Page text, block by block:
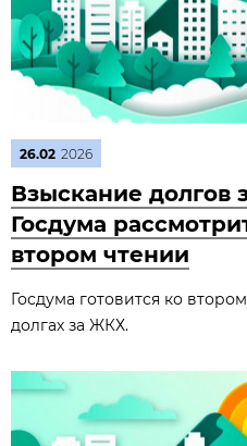
26.02 2026
Взыскание долгов
Госдума
втором чтении
Госдума готовится ко
долгах за ЖКХ.